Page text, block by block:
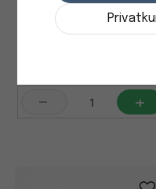
Dubbel- /15
100 Sidor A4L
- +